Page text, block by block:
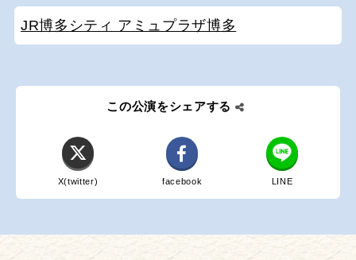
JR博多シティ アミュプラザ博多
この公演をシェアする
X(twitter) facebook LINE